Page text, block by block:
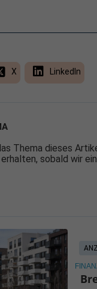
X LinkedIn
Thema dieses
sobald wir